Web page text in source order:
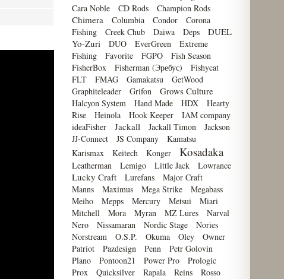
Cara Noble
CD Rods Champion Rods
Chimera Columbia Condor
Corona
Fishing
Creek Chub Daiwa Deps
DUEL
Yo-Zuri
DUO EverGreen
Extreme
Fishing
Favorite FGPO
Fish Season
FisherBox
Fisherman (Эребус)
Fishycat
FLT
FMAG Gamakatsu
GetWood
Graphiteleader
Grifon Grows Culture
Halcyon System Hand Made HDX
Hearty
Rise
Heinola Hook Keeper
IAM company
ideaFisher
Jackall Jackall Timon
Jackson
JJ-Connect
JS Company
Kamatsu
Karismax
Keitech Konger Kosadaka
Leatherman Lemigo Little Jack Lowrance
Lucky Craft Lurefans
Major Craft
Manns
Maximus Mega Strike
Megabass
Meiho
Mepps Mercury Metsui
Miari
Mitchell
Mora Myran MZ Lures
Narval
Nero
Nissamaran Nordic Stage
Nories
Norstream
O.S.P. Okuma Oley
Owner
Patriot
Pazdesign Penn
Petr Golovin
Plano
Pontoon21 Power Pro
Prologic
Prox
Quicksilver Rapala Reins
Rosso